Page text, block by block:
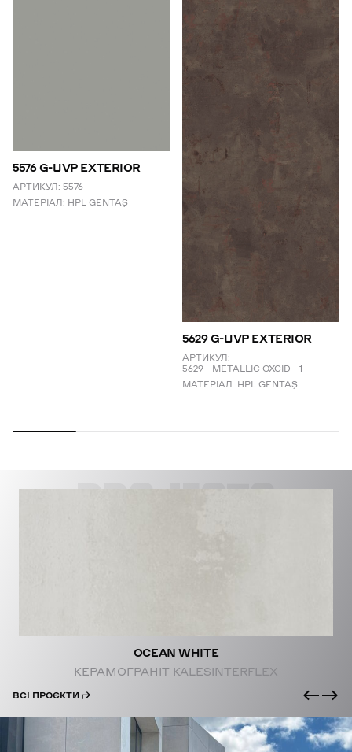
5576 G-UVP EXTERIOR
АРТИКУЛ: 5576
МАТЕРІАЛ: HPL GENTAŞ
5629 G-UVP EXTERIOR
АРТИКУЛ:
5629 – METALLIC OXCID – 1
МАТЕРІАЛ: HPL GENTAŞ
PROJECTS
OCEAN WHITE
КЕРАМОГРАНІТ KALESINTERFLEX
ВСІ ПРОЄКТИ